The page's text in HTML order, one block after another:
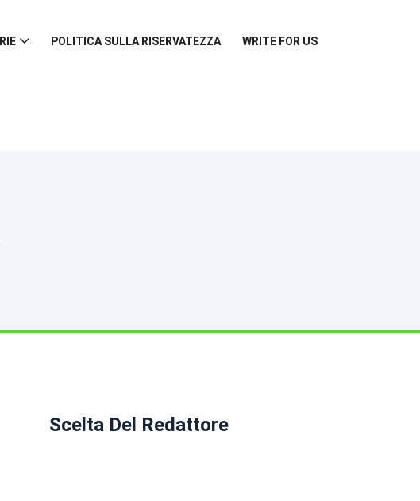
POLITICA SULLA RISERVATEZZA WRITE FOR US
Scelta Del Redattore